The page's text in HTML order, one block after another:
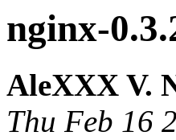
nginx-
AleXXX V.
Thu Feb 16